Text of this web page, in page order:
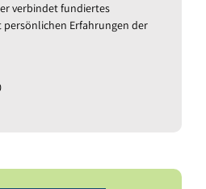
verbindet fundiertes
persönlichen Erfahrungen der